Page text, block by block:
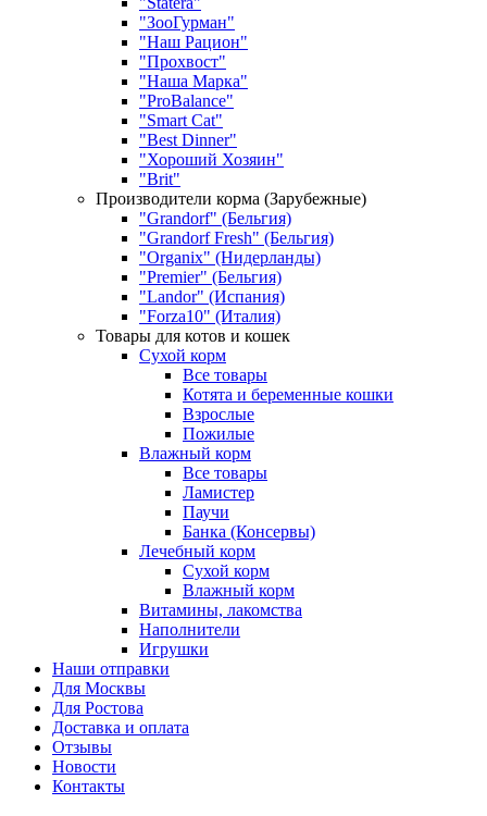
"ЗооГурман"
"Наш Рацион"
"Прохвост"
"Наша Марка"
"ProBalance"
"Smart Cat"
"Best Dinner"
"Хороший Хозяин"
"Brit"
Производители корма (Зарубежные)
"Grandorf" (Бельгия)
"Grandorf Fresh" (Бельгия)
"Organix" (Нидерланды)
"Premier" (Бельгия)
"Landor" (Испания)
"Forza10" (Италия)
Товары для котов и кошек
Сухой корм
Все товары
Котята и беременные кошки
Взрослые
Пожилые
Влажный корм
Все товары
Ламистер
Паучи
Банка (Консервы)
Лечебный корм
Сухой корм
Влажный корм
Витамины, лакомства
Наполнители
Игрушки
Наши отправки
Для Москвы
Для Ростова
Доставка и оплата
Отзывы
Новости
Контакты